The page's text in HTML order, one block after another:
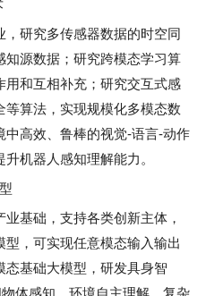
研究多传感器数据的时空同
知源数据；研究跨模态学习算
和互相补充；研究交互式感
算法，实现规模化多模态数
高效、鲁棒的视觉-语言-动作
机器人感知理解能力。
基础，支持各类创新主体，
，可实现任意模态输入输出
基础大模型，研发具身智
体感知、环境自主理解、复杂